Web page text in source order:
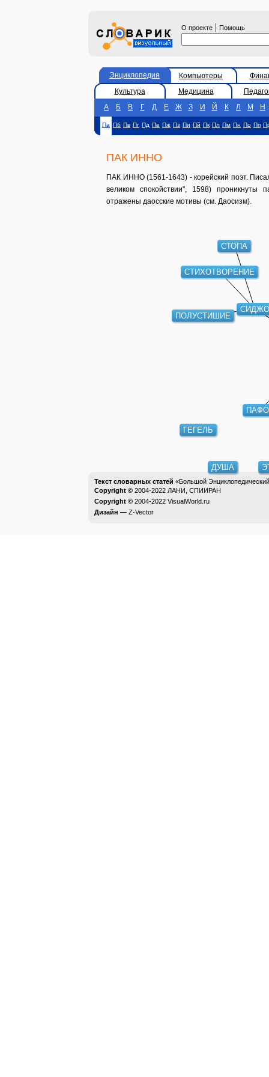
О проекте | Помощь
Энциклопедия Компьютеры
Культура
Медицина
А
Б В Г Д Е Ж З И Й К Л М Н
Па Пб Пв Пг Пд Пе Пж Пз Пи Пй Пк Пл Пм Пн По Пп
ПАК ИННО
ПАК ИННО (1561-1643) - корейский поэт.
великом спокойствии", 1598) проникнуты
отражены даосские мотивы (см. Даосизм).
ПОЛУСТИШИЕ
СТОПА
СТИХОТВОРЕНИЕ
ДУША
ГЕГЕЛЬ
Текст словарных статей «Большой
Copyright © 2004-2022 ЛАНИ, СПИИРАН
Copyright © 2004-2022 VisualWorld.ru
Дизайн — Z-Vector